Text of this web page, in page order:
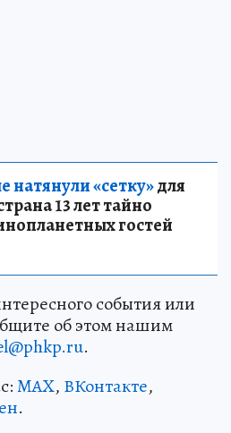
«сетку»для
13 лет тайно
гостей
события или
об этом нашим
.
MAX, ВКонтакте,
.